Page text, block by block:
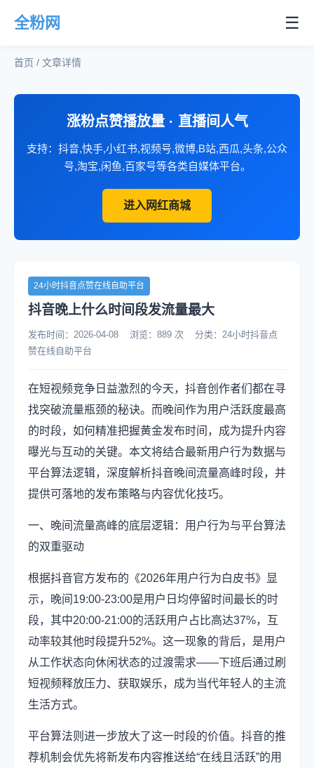
全粉网 ☰
首页 / 文章详情
涨粉点赞播放量 · 直播间人气
支持：抖音,快手,小红书,视频号,微博,B站,西瓜,头条,公众
号,淘宝,闲鱼,百家号等各类自媒体平台。
进入网红商城
24小时抖音点赞在线自助平台
抖音晚上什么时间段发流量最大
发布时间：2026-04-08 浏览：889 次 分类：24小时抖音点
赞在线自助平台
在短视频竞争日益激烈的今天，抖音创作者们都在寻
找突破流量瓶颈的秘诀。而晚间作为用户活跃度最高
的时段，如何精准把握黄金发布时间，成为提升内容
曝光与互动的关键。本文将结合最新用户行为数据与
平台算法逻辑，深度解析抖音晚间流量高峰时段，并
提供可落地的发布策略与内容优化技巧。
一、晚间流量高峰的底层逻辑：用户行为与平台算法
的双重驱动
根据抖音官方发布的《2026年用户行为白皮书》显
示，晚间19:00-23:00是用户日均停留时间最长的时
段，其中20:00-21:00的活跃用户占比高达37%，互
动率较其他时段提升52%。这一现象的背后，是用户
从工作状态向休闲状态的过渡需求——下班后通过刷
短视频释放压力、获取娱乐，成为当代年轻人的主流
生活方式。
平台算法则进一步放大了这一时段的价值。抖音的推
荐机制会优先将新发布内容推送给“在线且活跃”的用